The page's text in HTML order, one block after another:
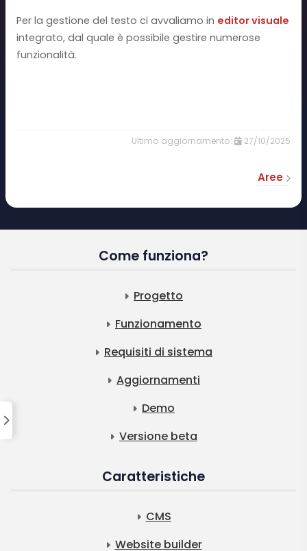
Per la gestione del testo ci avvaliamo in editor visuale
integrato, dal quale è possibile gestire numerose
funzionalità.
27/10/2025
Aree
Come funziona?
Progetto
Funzionamento
Requisiti di sistema
Aggiornamenti
Demo
Versione beta
Caratteristiche
CMS
Website builder